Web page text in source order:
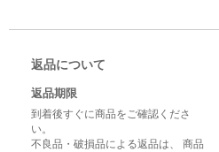
返品について
返品期限
到着後すぐに商品をご確認くださ
い。
不良品・破損品による返品は、 商品